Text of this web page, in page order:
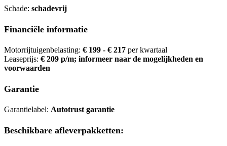
Schade: schadevrij
Financiële informatie
Motorrijtuigenbelasting: € 199 - € 217 per kwartaal
Leaseprijs: € 209 p/m; informeer naar de mogelijkheden en
voorwaarden
Garantie
Garantielabel: Autotrust garantie
Beschikbare afleverpakketten: